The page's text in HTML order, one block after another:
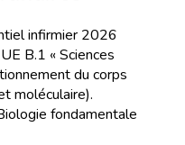
infirmier 2026
B.1 « Sciences
du corps
moléculaire).
fondamentale